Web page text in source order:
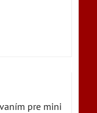
pre mini